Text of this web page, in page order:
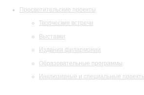
Просветительские проекты
Творческие встречи
Выставки
Издания филармонии
Образовательные программы
Инклюзивные и специальные